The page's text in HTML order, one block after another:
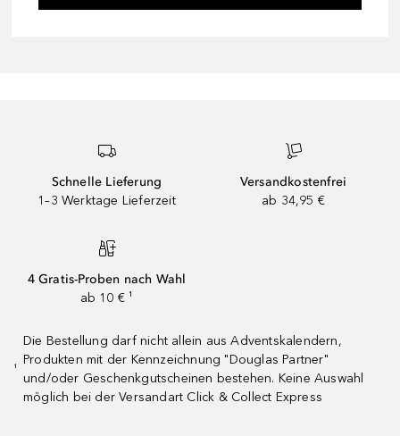
Schnelle Lieferung
1–3 Werktage Lieferzeit
Versandkostenfrei
ab 34,95 €
4 Gratis-Proben nach Wahl
ab 10 € ¹
¹
Die Bestellung darf nicht allein aus Adventskalendern,
Produkten mit der Kennzeichnung "Douglas Partner"
und/oder Geschenkgutscheinen bestehen. Keine Auswahl
möglich bei der Versandart Click & Collect Express